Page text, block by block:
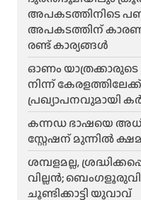
അപകടത്തിനിടെ
അപകടത്തിന്
രണ്ട് കാര്യങ്ങൾ
ഓണം
നിന്ന്
പ്രഖ്യാപനവുമായി
കന്നഡ ഭാഷയെ
സ്റ്റേഷന് മുന്നിൽ
ശമ്പളമല്ല,
വില്ലൻ;
ചൂണ്ടിക്കാട്ടി യുവാവ്